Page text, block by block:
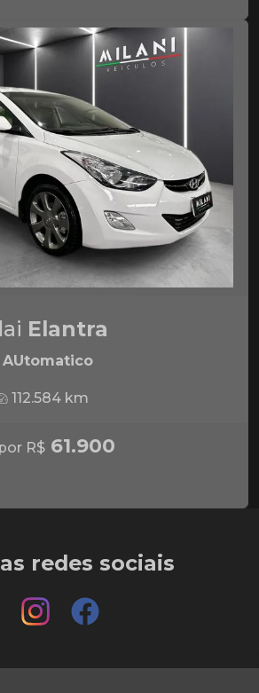
Elantra
AUtomatico
112.584 km
R$ 61.900
redes sociais